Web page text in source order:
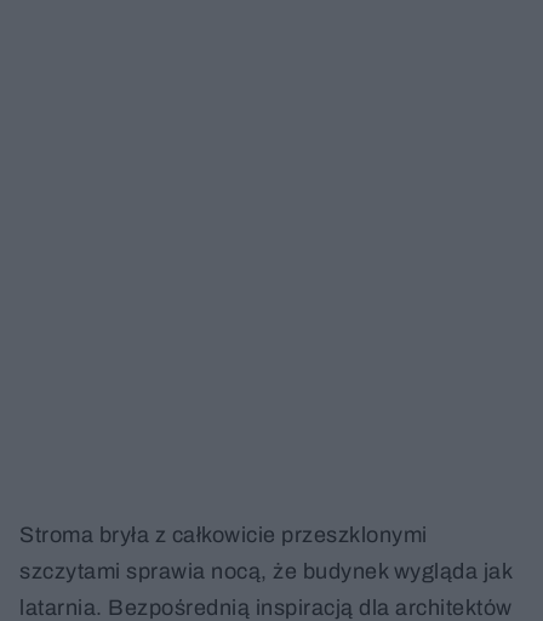
Stroma bryła z całkowicie przeszklonymi
szczytami sprawia nocą, że budynek wygląda jak
latarnia. Bezpośrednią inspiracją dla architektów